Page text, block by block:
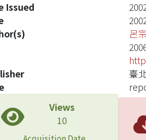
Issued
呂
臺
Views
10